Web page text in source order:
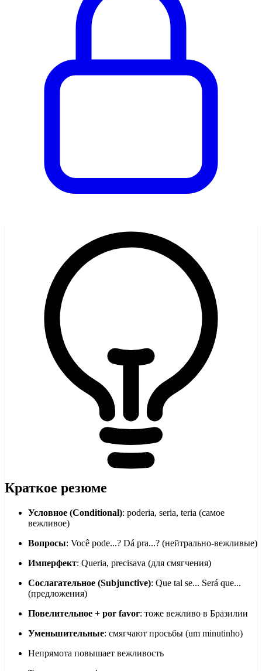
Краткое резюме
Условное (Conditional): poderia, seria, teria (самое
вежливое)
Вопросы: Você pode...? Dá pra...? (нейтрально-вежливые)
Имперфект: Queria, precisava (для смягчения)
Сослагательное (Subjunctive): Que tal se... Será que...
(предложения)
Повелительное + por favor: тоже вежливо в Бразилии
Уменьшительные: смягчают просьбы (um minutinho)
Непрямота повышает вежливость